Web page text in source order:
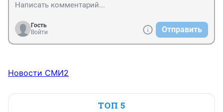
Гость
Войти
Отправить
Новости СМИ2
ТОП 5